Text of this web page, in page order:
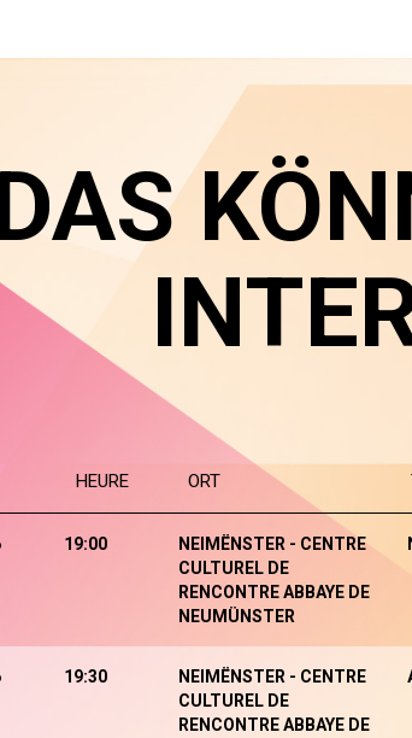
HEURE ORT
19:00
NEIMËNSTER - CENTRE
CULTUREL DE
RENCONTRE ABBAYE DE
NEUMÜNSTER
19:30
NEIMËNSTER - CENTRE
CULTUREL DE
RENCONTRE ABBAYE DE